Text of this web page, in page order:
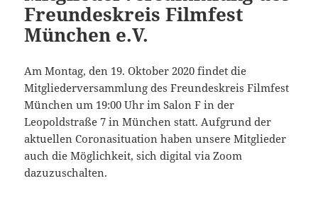
Freundeskreis Filmfest
München e.V.
Am Montag, den 19. Oktober 2020 findet die
Mitgliederversammlung des Freundeskreis Filmfest
München um 19:00 Uhr im Salon F in der
Leopoldstraße 7 in München statt. Aufgrund der
aktuellen Coronasituation haben unsere Mitglieder
auch die Möglichkeit, sich digital via Zoom
dazuzuschalten.